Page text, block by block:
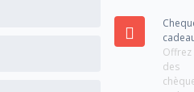
Offrez
des